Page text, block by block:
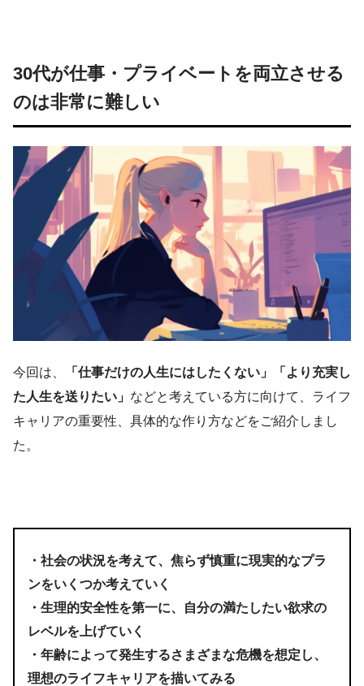
30代が仕事・プライベートを両立させる
のは非常に難しい
今回は、
「仕事だけの人生にはしたくない」「より充実し
た人生を送りたい」 などと考えている方に向けて、ライフ
キャリアの重要性、具体的な作り方などをご紹介しまし
た。
・社会の状況を考えて、焦らず慎重に現実的なプラ
ンをいくつか考えていく
・生理的安全性を第一に、自分の満たしたい欲求の
レベルを上げていく
・年齢によって発生するさまざまな危機を想定し、
理想のライフキャリアを描いてみる